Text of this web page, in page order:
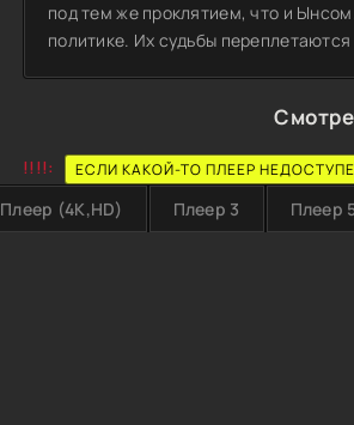
под тем же проклятием, что и
политике. Их судьбы
!!!!: ЕСЛИ КАКОЙ-ТО ПЛЕЕР
Плеер (4K,HD) Плеер 3 Плеер